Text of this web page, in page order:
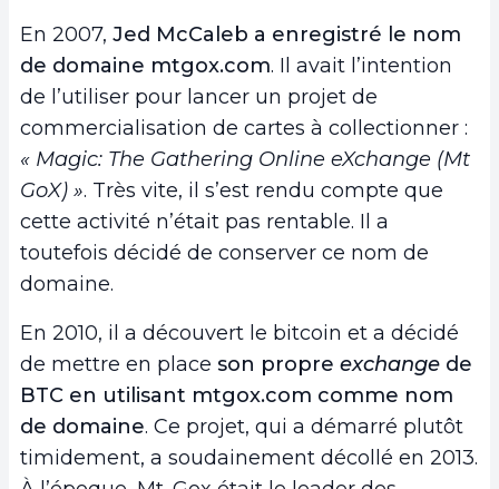
En 2007, Jed McCaleb a enregistré le nom
de domaine mtgox.com. Il avait l’intention
de l’utiliser pour lancer un projet de
commercialisation de cartes à collectionner :
« Magic: The Gathering Online eXchange (Mt
GoX) ». Très vite, il s’est rendu compte que
cette activité n’était pas rentable. Il a
toutefois décidé de conserver ce nom de
domaine.
En 2010, il a découvert le bitcoin et a décidé
de mettre en place son propre exchange de
BTC en utilisant mtgox.com comme nom
de domaine. Ce projet, qui a démarré plutôt
timidement, a soudainement décollé en 2013.